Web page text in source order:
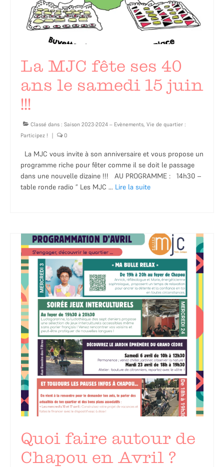
La MJC fête ses 40
ans le samedi 15 juin
!!!
Classé dans : Saison 2023-2024 – Evènements, Vie de quartier :
Participez !
0
La MJC vous invite à son anniversaire et vous propose un
programme riche pour fêter comme il se doit le passage
dans une nouvelle dizaine !!! AU PROGRAMME : 14h30 –
table ronde radio ” Les MJC … Lire la suite­­
Quoi faire autour de
Chapou en Avril ?